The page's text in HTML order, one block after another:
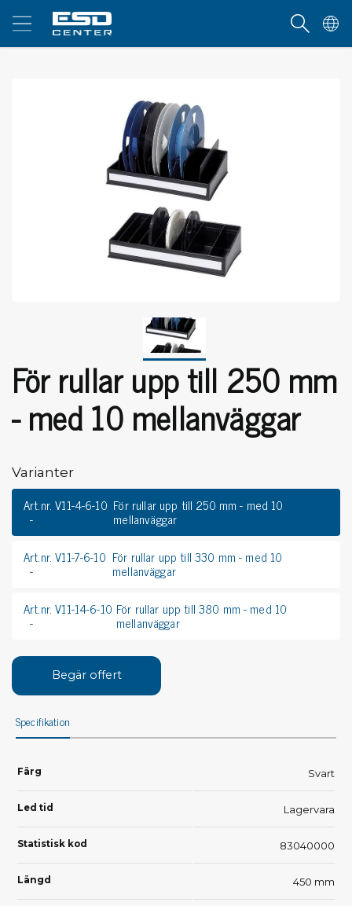
För rullar upp till 250 mm
- med 10 mellanväggar
Varianter
Art.nr. V11-4-6-10 För rullar upp till 250 mm - med 10
mellanväggar
Art.nr. V11-7-6-10 För rullar upp till 330 mm - med 10
mellanväggar
Art.nr. V11-14-6-10 För rullar upp till 380 mm - med 10
mellanväggar
Begär offert
Specifikation
Färg Svart
Led tid Lagervara
Statistisk kod 83040000
Längd 450 mm